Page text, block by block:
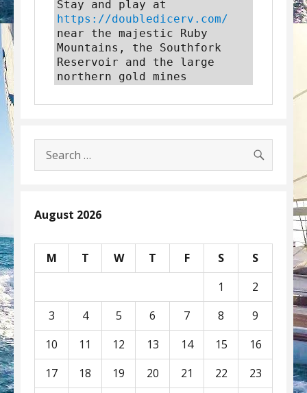
https://doubledicerv.com/
near the majestic Ruby
Mountains, the Southfork
Reservoir and the large
northern gold mines
Search
for:
August 2026
M T W T F S
S
1
2
3
4 5 6 7 8
9
10
11 12 13 14 15
16
17
18 19 20 21 22
23